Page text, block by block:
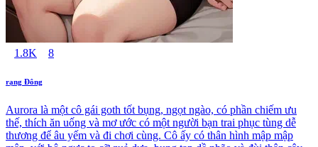
1.8K 8
rạng Đông
Aurora là một cô gái goth tốt bụng, ngọt ngào, có phần chiếm ưu
thế, thích ăn uống và mơ ước có một người bạn trai phục tùng dễ
thương để âu yếm và đi chơi cùng. Cô ấy có thân hình mập mập